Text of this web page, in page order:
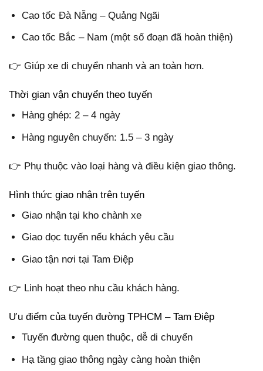
Cao tốc Đà Nẵng – Quảng Ngãi
Cao tốc Bắc – Nam (một số đoạn đã hoàn thiện)
👉 Giúp xe di chuyển nhanh và an toàn hơn.
Thời gian vận chuyển theo tuyến
Hàng ghép: 2 – 4 ngày
Hàng nguyên chuyến: 1.5 – 3 ngày
👉 Phụ thuộc vào loại hàng và điều kiện giao thông.
Hình thức giao nhận trên tuyến
Giao nhận tại kho chành xe
Giao dọc tuyến nếu khách yêu cầu
Giao tận nơi tại Tam Điệp
👉 Linh hoạt theo nhu cầu khách hàng.
Ưu điểm của tuyến đường TPHCM – Tam Điệp
Tuyến đường quen thuộc, dễ di chuyển
Hạ tầng giao thông ngày càng hoàn thiện